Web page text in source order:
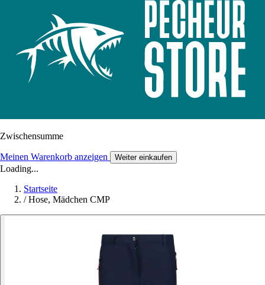
Zwischensumme
Meinen Warenkorb anzeigen Weiter einkaufen
Loading...
Startseite
/ Hose, Mädchen CMP